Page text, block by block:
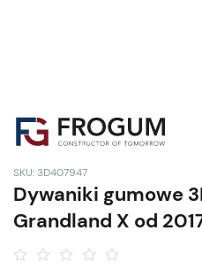
SKU: 3D407947
Dywaniki gumowe
Grandland X od